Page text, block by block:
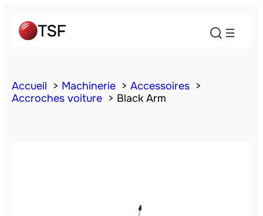
Accueil Machinerie
Accessoires
Accroches voiture
Black Arm